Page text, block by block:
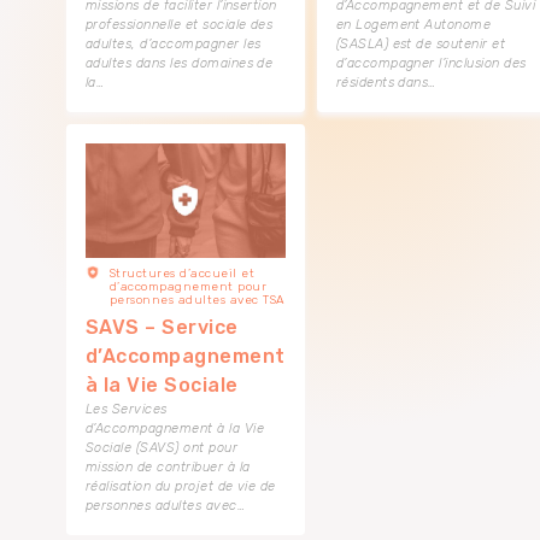
missions de faciliter l’insertion
professionnelle et sociale des
adultes, d’accompagner les
adultes dans les domaines de
la…
d’Accompagnement et de Suivi
en Logement Autonome
(SASLA) est de soutenir et
d’accompagner l’inclusion des
résidents dans…
Structures d’accueil et
d’accompagnement pour
personnes adultes avec TSA
SAVS – Service
d’Accompagnement
à la Vie Sociale
Les Services
d’Accompagnement à la Vie
Sociale (SAVS) ont pour
mission de contribuer à la
réalisation du projet de vie de
personnes adultes avec…